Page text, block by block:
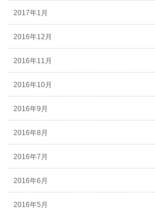
2017年1月
2016年12月
2016年11月
2016年10月
2016年9月
2016年8月
2016年7月
2016年6月
2016年5月